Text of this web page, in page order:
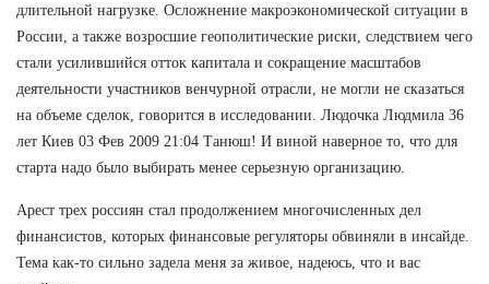
длительной нагрузке. Осложнение макроэкономической ситуации в
России, а также возросшие геополитические риски, следствием чего
стали усилившийся отток капитала и сокращение масштабов
деятельности участников венчурной отрасли, не могли не сказаться
на объеме сделок, говорится в исследовании. Людочка Людмила 36
лет Киев 03 Фев 2009 21:04 Танюш! И виной наверное то, что для
старта надо было выбирать менее серьезную организацию.
Арест трех россиян стал продолжением многочисленных дел
финансистов, которых финансовые регуляторы обвиняли в инсайде.
Тема как-то сильно задела меня за живое, надеюсь, что и вас